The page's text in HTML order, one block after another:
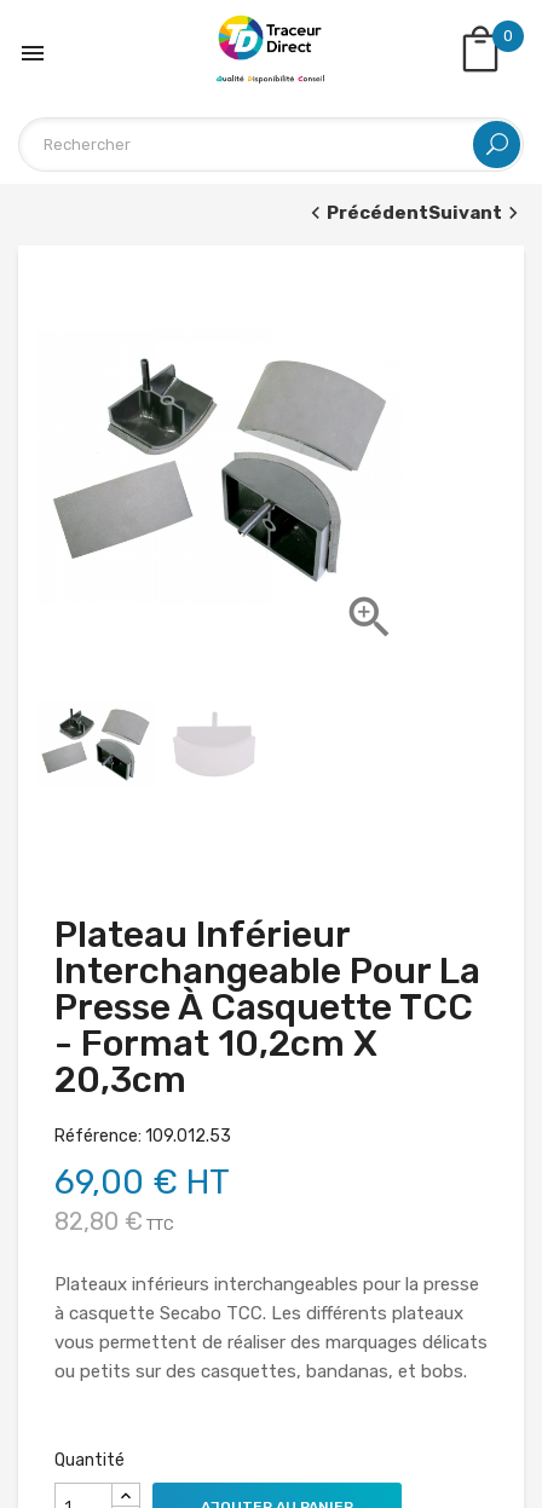

0
PrécédentSuivant

Plateau Inférieur
Interchangeable Pour La
Presse À Casquette TCC
- Format 10,2cm X
20,3cm
Référence: 109.012.53
69,00 € HT
82,80 € TTC
Plateaux inférieurs interchangeables pour la presse
à casquette Secabo TCC. Les différents plateaux
vous permettent de réaliser des marquages délicats
ou petits sur des casquettes, bandanas, et bobs.
Quantité